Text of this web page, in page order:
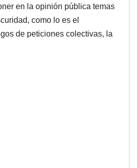
en la opinión pública temas
como lo es el
de peticiones colectivas, la